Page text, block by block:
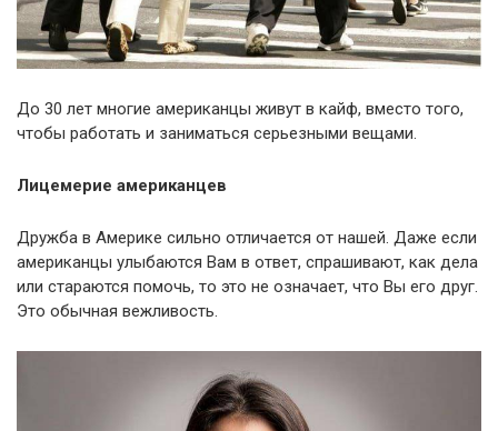
До 30 лет многие американцы живут в кайф, вместо того,
чтобы работать и заниматься серьезными вещами.
Лицемерие американцев
Дружба в Америке сильно отличается от нашей. Даже если
американцы улыбаются Вам в ответ, спрашивают, как дела
или стараются помочь, то это не означает, что Вы его друг.
Это обычная вежливость.